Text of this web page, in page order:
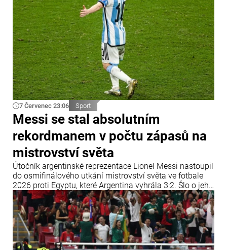
7 Červenec 23:06 Sport
Messi se stal absolutním
rekordmanem v počtu zápasů na
mistrovství světa
Útočník argentinské reprezentace Lionel Messi nastoupil
do osmifinálového utkání mistrovství světa ve fotbale
2026 proti Egyptu, které Argentina vyhrála 3:2. Šlo o jeho
14. zápas ve vyřazovací fázi mistrovství světa, čímž
vyrovnal rekord bývalého německého reprezentanta
Miroslava Kloseho.